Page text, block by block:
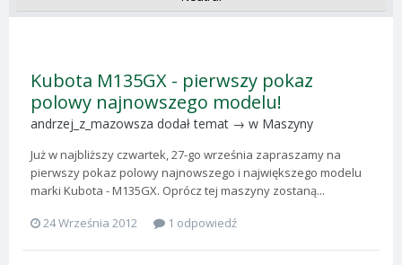
Kubota M135GX - pierwszy pokaz
polowy najnowszego modelu!
andrzej_z_mazowsza dodał temat → w Maszyny
Już w najbliższy czwartek, 27-go września zapraszamy na
pierwszy pokaz polowy najnowszego i największego modelu
marki Kubota - M135GX. Oprócz tej maszyny zostaną...
24 Września 2012
1 odpowiedź